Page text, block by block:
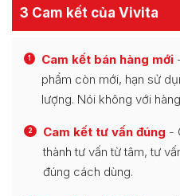
3 Cam kết của Vivita
1 Cam kết bán hàng mới
phẩm còn mới, hạn sử
lượng. Nói không với
2 Cam kết tư vấn đúng -
thành tư vấn từ tâm, tư
đúng cách dùng.